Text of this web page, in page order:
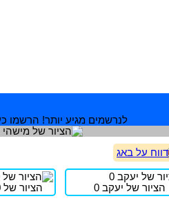
לנרשמים מגיע יותר! הרשמו
דווח על באג
הציור של יעקב 0 הציור של noa vazana 0